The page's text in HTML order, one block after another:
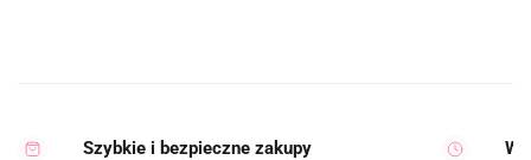
Szybkie i bezpieczne zakupy